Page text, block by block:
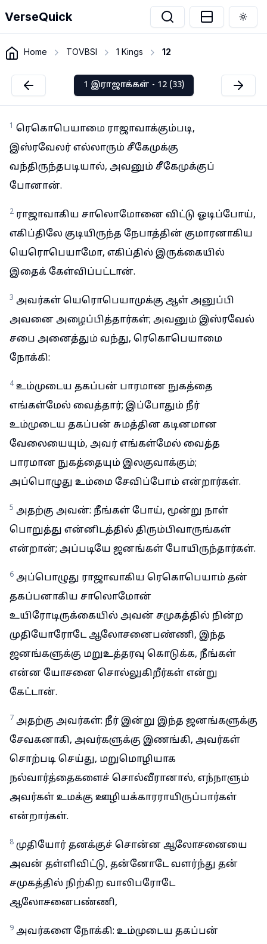
VerseQuick
Home TOVBSI 1 Kings 12
1 இராஜாக்கள் - 12 (33)
1 ரெகொபெயாமை ராஜாவாக்கும்படி,
இஸ்ரவேலர் எல்லாரும் சீகேமுக்கு
வந்திருந்தபடியால், அவனும் சீகேமுக்குப்
போனான்.
2 ராஜாவாகிய சாலொமோனை விட்டு ஓடிப்போய்,
எகிப்திலே குடியிருந்த நேபாத்தின் குமாரனாகிய
யெரொபெயாமோ, எகிப்தில் இருக்கையில்
இதைக் கேள்விப்பட்டான்.
3 அவர்கள் யெரொபெயாமுக்கு ஆள் அனுப்பி
அவனை அழைப்பித்தார்கள்; அவனும் இஸ்ரவேல்
சபை அனைத்தும் வந்து, ரெகொபெயாமை
நோக்கி:
4 உம்முடைய தகப்பன் பாரமான நுகத்தை
எங்கள்மேல் வைத்தார்; இப்போதும் நீர்
உம்முடைய தகப்பன் சுமத்தின கடினமான
வேலையையும், அவர் எங்கள்மேல் வைத்த
பாரமான நுகத்தையும் இலகுவாக்கும்;
அப்பொழுது உம்மை சேவிப்போம் என்றார்கள்.
5 அதற்கு அவன்: நீங்கள் போய், மூன்று நாள்
பொறுத்து என்னிடத்தில் திரும்பிவாருங்கள்
என்றான்; அப்படியே ஜனங்கள் போயிருந்தார்கள்.
6 அப்பொழுது ராஜாவாகிய ரெகொபெயாம் தன்
தகப்பனாகிய சாலொமோன்
உயிரோடிருக்கையில் அவன் சமுகத்தில் நின்ற
முதியோரோடே ஆலோசனைபண்ணி, இந்த
ஜனங்களுக்கு மறுஉத்தரவு கொடுக்க, நீங்கள்
என்ன யோசனை சொல்லுகிறீர்கள் என்று
கேட்டான்.
7 அதற்கு அவர்கள்: நீர் இன்று இந்த ஜனங்களுக்கு
சேவகனாகி, அவர்களுக்கு இணங்கி, அவர்கள்
சொற்படி செய்து, மறுமொழியாக
நல்வார்த்தைகளைச் சொல்வீரானால், எந்நாளும்
அவர்கள் உமக்கு ஊழியக்காரராயிருப்பார்கள்
என்றார்கள்.
8 முதியோர் தனக்குச் சொன்ன ஆலோசனையை
அவன் தள்ளிவிட்டு, தன்னோடே வளர்ந்து தன்
சமுகத்தில் நிற்கிற வாலிபரோடே
ஆலோசனைபண்ணி,
9 அவர்களை நோக்கி: உம்முடைய தகப்பன்